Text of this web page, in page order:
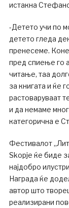
истакна
-Детето учи по
детето гледа
пренесеме.
пред спиење го
читање, таа
за книгата и ќе
растоваруваат
и да немаме
категорична е
Фестивалот
Skopje ќе биде
најдобро
Награда ќе
автор што
реализирани